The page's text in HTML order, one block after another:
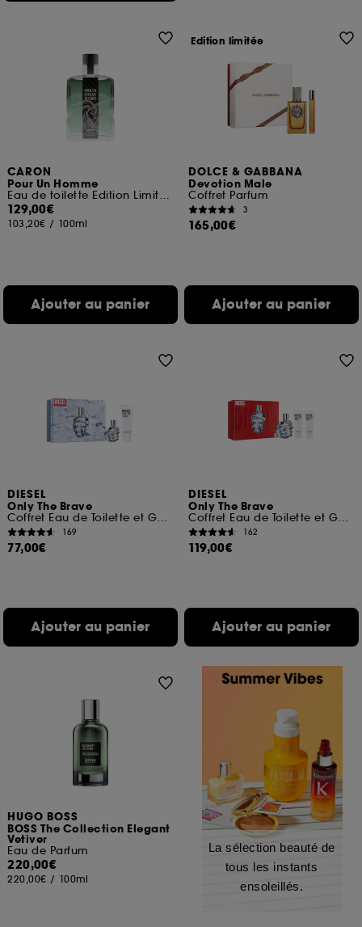
CARON
Pour Un Homme
Eau de toilette Edition Limitée Collab Gitana
129,00€
103,20€ / 100ml
Ajouter au panier
DOLCE & GABBANA
Devotion Male
Coffret Parfum
3
165,00€
Ajouter au panier
Edition limitée
DIESEL
Only The Brave
Coffret Eau de Toilette et Gel Douche
169
77,00€
Ajouter au panier
DIESEL
Only The Brave
Coffret Eau de Toilette et Gels Douche
162
119,00€
Ajouter au panier
HUGO BOSS
BOSS The Collection Elegant
Vetiver
Eau de Parfum
220,00€
220,00€ / 100ml
La sélection beauté de
tous les instants
ensoleillés.